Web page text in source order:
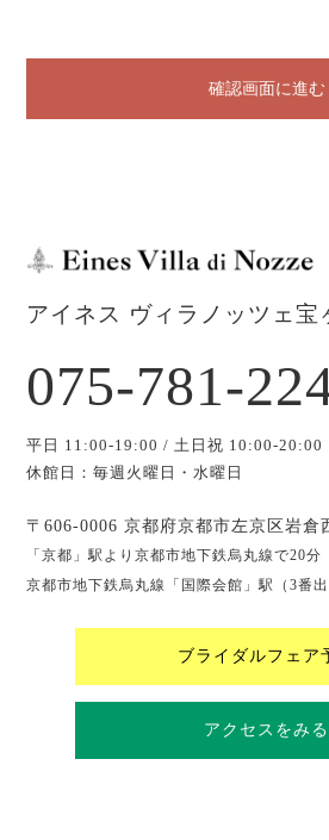
確認画面に進む
アイネス ヴィラノッツェ宝
075-781-
平日 11:00-19:00 / 土日祝 10:00-20:00
休館日：毎週火曜日・水曜日
〒606-0006 京都府京都市左京区岩倉
「京都」駅より京都市地下鉄烏丸線で20分
京都市地下鉄烏丸線「国際会館」駅（3番出
ブライダルフェア
アクセスをみる